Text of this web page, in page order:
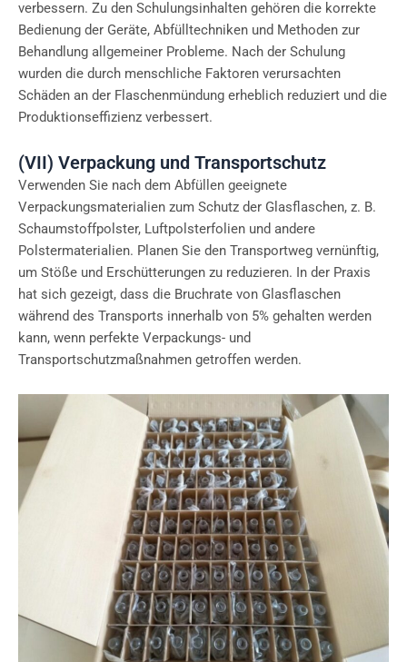
verbessern. Zu den Schulungsinhalten gehören die korrekte
Bedienung der Geräte, Abfülltechniken und Methoden zur
Behandlung allgemeiner Probleme. Nach der Schulung
wurden die durch menschliche Faktoren verursachten
Schäden an der Flaschenmündung erheblich reduziert und die
Produktionseffizienz verbessert.
(VII) Verpackung und Transportschutz
Verwenden Sie nach dem Abfüllen geeignete
Verpackungsmaterialien zum Schutz der Glasflaschen, z. B.
Schaumstoffpolster, Luftpolsterfolien und andere
Polstermaterialien. Planen Sie den Transportweg vernünftig,
um Stöße und Erschütterungen zu reduzieren. In der Praxis
hat sich gezeigt, dass die Bruchrate von Glasflaschen
während des Transports innerhalb von 5% gehalten werden
kann, wenn perfekte Verpackungs- und
Transportschutzmaßnahmen getroffen werden.